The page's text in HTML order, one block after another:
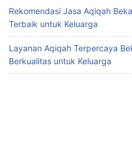
Rekomendasi Jasa Aqiqah
Terbaik untuk Keluarga
Layanan Aqiqah Terpercaya
Berkualitas untuk Keluarga